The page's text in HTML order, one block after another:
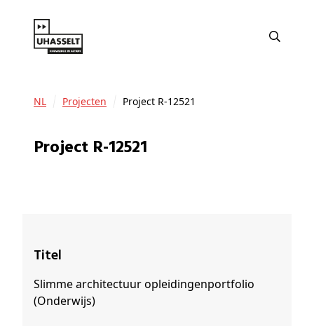
NL Projecten Project R-12521
Project R-12521
Titel
Slimme architectuur opleidingenportfolio
(Onderwijs)